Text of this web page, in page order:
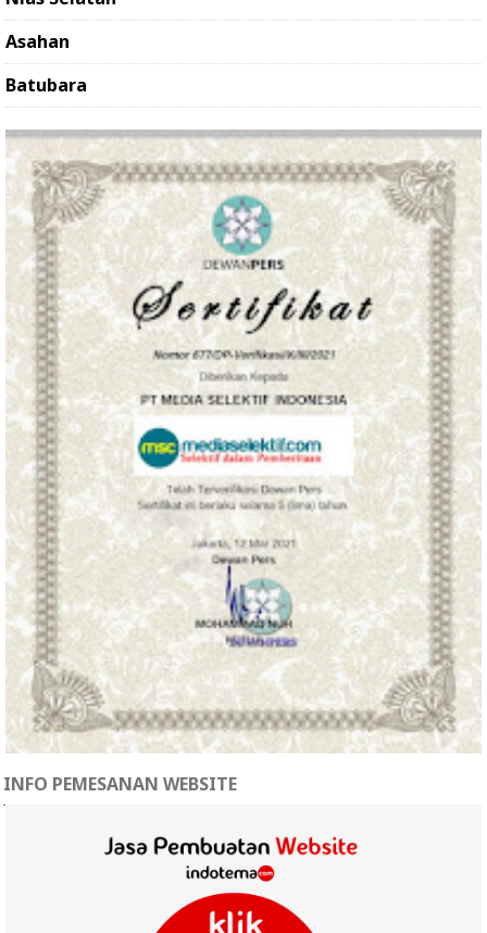
Asahan
Batubara
INFO PEMESANAN WEBSITE